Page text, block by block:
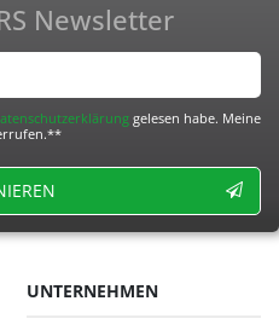
Newsletter
gelesen habe. Meine
UNTERNEHMEN